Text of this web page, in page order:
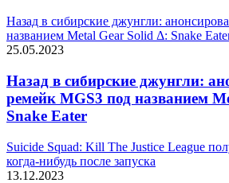
Назад в сибирские джунгли:
названием Metal Gear Solid Δ: Snake
25.05.2023
Назад в сибирские джунгли:
ремейк MGS3 под названием
Snake Eater
Suicide Squad: Kill The Justice League
когда-нибудь после запуска
13.12.2023